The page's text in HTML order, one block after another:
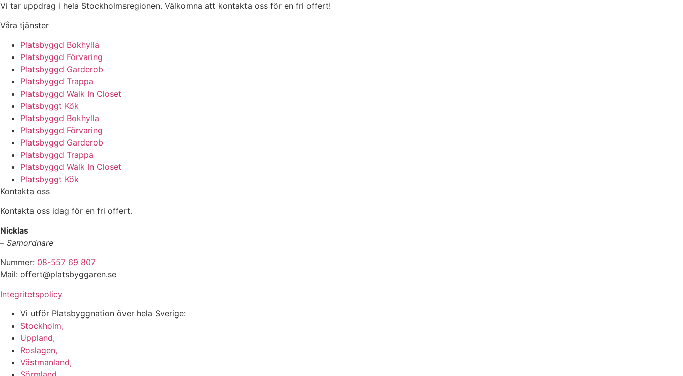
Vi tar uppdrag i hela Stockholmsregionen. Välkomna att kontakta oss för en fri offert!
Våra tjänster
Platsbyggd Bokhylla
Platsbyggd Förvaring
Platsbyggd Garderob
Platsbyggd Trappa
Platsbyggd Walk In Closet
Platsbyggt Kök
Platsbyggd Bokhylla
Platsbyggd Förvaring
Platsbyggd Garderob
Platsbyggd Trappa
Platsbyggd Walk In Closet
Platsbyggt Kök
Kontakta oss
Kontakta oss idag för en fri offert.
Nicklas
– Samordnare
Nummer: 08-557 69 807
Mail: offert@platsbyggaren.se
Integritetspolicy
Vi utför Platsbyggnation över hela Sverige:
Stockholm,
Uppland,
Roslagen,
Västmanland,